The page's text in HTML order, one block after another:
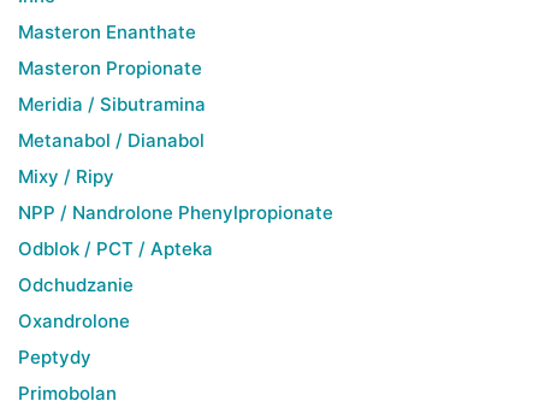
Masteron Enanthate
Masteron Propionate
Meridia / Sibutramina
Metanabol / Dianabol
Mixy / Ripy
NPP / Nandrolone Phenylpropionate
Odblok / PCT / Apteka
Odchudzanie
Oxandrolone
Peptydy
Primobolan